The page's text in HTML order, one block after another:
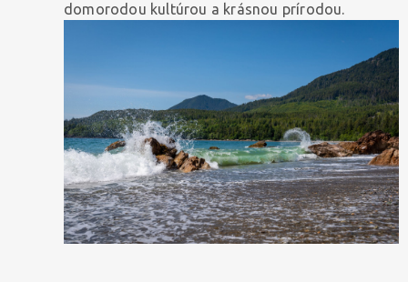
domorodou kultúrou a krásnou prírodou.